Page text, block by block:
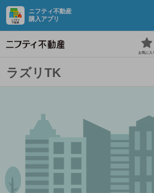
ニフティ不動産
購入アプリ
お気に入
ラズリTK